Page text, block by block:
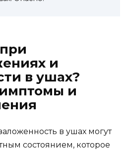
и
в ушах?
и
в ушах могут
состоянием, которое